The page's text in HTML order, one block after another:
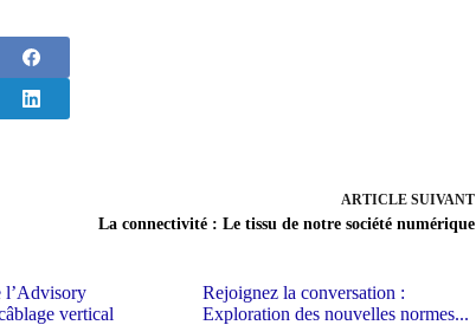
ARTICLE SUIVANT
La connectivité : Le tissu de notre société numérique
l’Advisory
vertical
Rejoignez la conversation :
Exploration des nouvelles normes...